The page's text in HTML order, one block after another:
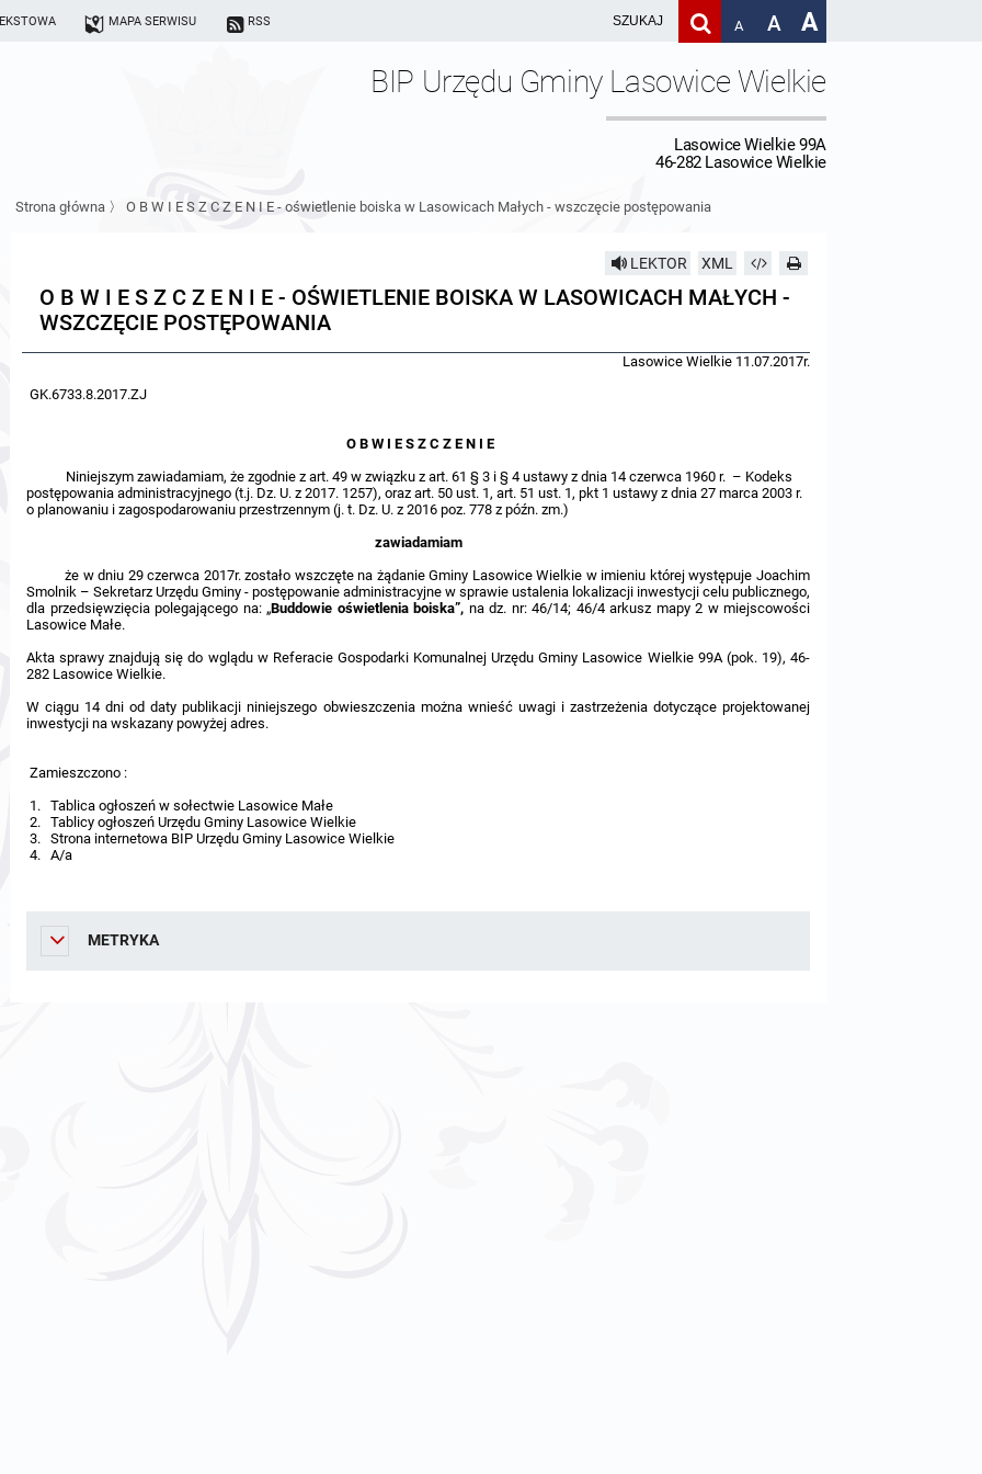
MAPA SERWISU RSS A A A
BIP Urzędu Gminy Lasowice Wielkie
Lasowice Wielkie 99A
46-282 Lasowice Wielkie
Strona główna 〉 O B W I E S Z C Z E N I E - oświetlenie boiska w Lasowicach Małych - wszczęcie postępowania
LEKTOR XML
O B W I E S Z C Z E N I E - OŚWIETLENIE BOISKA W LASOWICACH MAŁYCH -
WSZCZĘCIE POSTĘPOWANIA
Lasowice Wielkie 11.07.2017r.
GK.6733.8.2017.ZJ
O B W I E S Z C Z E N I E
Niniejszym zawiadamiam, że zgodnie z art. 49 w związku z art. 61 § 3 i § 4 ustawy z dnia 14 czerwca 1960 r. – Kodeks
postępowania administracyjnego (t.j. Dz. U. z 2017. 1257), oraz art. 50 ust. 1, art. 51 ust. 1, pkt 1 ustawy z dnia 27 marca 2003 r.
o planowaniu i zagospodarowaniu przestrzennym (j. t. Dz. U. z 2016 poz. 778 z późn. zm.)
zawiadamiam
że w dniu 29 czerwca 2017r. zostało wszczęte na żądanie Gminy Lasowice Wielkie w imieniu której występuje Joachim
Smolnik – Sekretarz Urzędu Gminy - postępowanie administracyjne w sprawie ustalenia lokalizacji inwestycji celu publicznego,
dla przedsięwzięcia polegającego na: „Buddowie oświetlenia boiska”, na dz. nr: 46/14; 46/4 arkusz mapy 2 w miejscowości
Lasowice Małe.
Akta sprawy znajdują się do wglądu w Referacie Gospodarki Komunalnej Urzędu Gminy Lasowice Wielkie 99A (pok. 19), 46-
282 Lasowice Wielkie.
W ciągu 14 dni od daty publikacji niniejszego obwieszczenia można wnieść uwagi i zastrzeżenia dotyczące projektowanej
inwestycji na wskazany powyżej adres.
Zamieszczono :
1. Tablica ogłoszeń w sołectwie Lasowice Małe
2. Tablicy ogłoszeń Urzędu Gminy Lasowice Wielkie
3. Strona internetowa BIP Urzędu Gminy Lasowice Wielkie
4. A/a
METRYKA